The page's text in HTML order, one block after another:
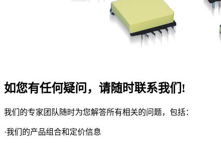
如您有任何疑问，请随时联系我们!
我们的专家团队随时为您解答所有相关的问题，包括：
·我们的产品组合和定价信息